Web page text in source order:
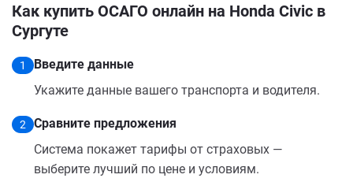
Как купить ОСАГО онлайн на Honda Civic в
Сургуте
1
Введите данные
Укажите данные вашего транспорта и водителя.
2
Сравните предложения
Система покажет тарифы от страховых —
выберите лучший по цене и условиям.